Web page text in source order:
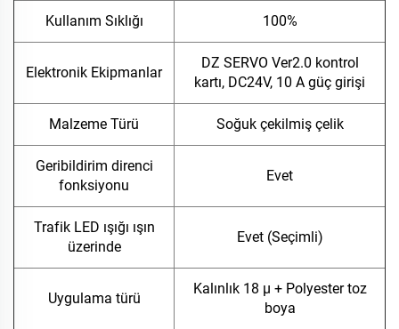
Kullanım Sıklığı 100%
Elektronik Ekipmanlar
DZ SERVO Ver2.0 kontrol
kartı, DC24V, 10 A güç girişi
Malzeme Türü Soğuk çekilmiş çelik
Geribildirim direnci
fonksiyonu
Evet
Trafik LED ışığı ışın
üzerinde
Evet (Seçimli)
Uygulama türü
Kalınlık 18 μ + Polyester toz
boya